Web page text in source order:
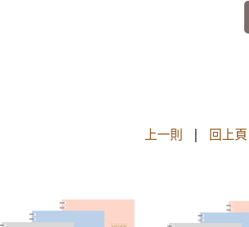
上一則 | 回上頁